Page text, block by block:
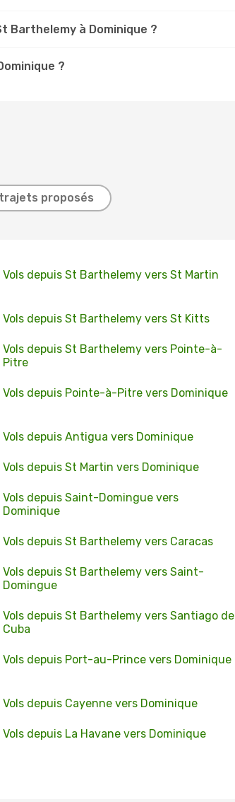
Barthelemy à Dominique ?
?
proposés
Vols depuis St Barthelemy vers St Martin
Vols depuis St Barthelemy vers St Kitts
Vols depuis St Barthelemy vers Pointe-à-
Pitre
Vols depuis Pointe-à-Pitre vers Dominique
Vols depuis Antigua vers Dominique
Vols depuis St Martin vers Dominique
Vols depuis Saint-Domingue vers
Dominique
Vols depuis St Barthelemy vers Caracas
Vols depuis St Barthelemy vers Saint-
Domingue
Vols depuis St Barthelemy vers Santiago de
Cuba
Vols depuis Port-au-Prince vers Dominique
Vols depuis Cayenne vers Dominique
Vols depuis La Havane vers Dominique